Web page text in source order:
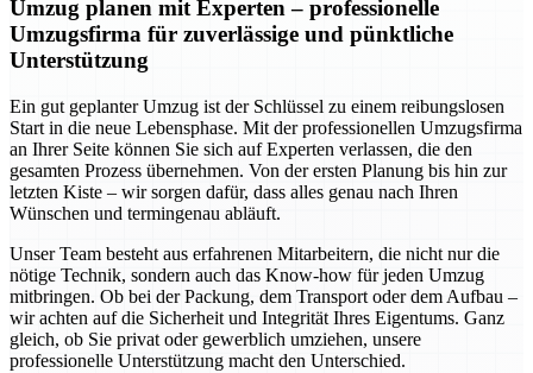
Umzug planen mit Experten – professionelle
Umzugsfirma für zuverlässige und pünktliche
Unterstützung
Ein gut geplanter Umzug ist der Schlüssel zu einem reibungslosen
Start in die neue Lebensphase. Mit der professionellen Umzugsfirma
an Ihrer Seite können Sie sich auf Experten verlassen, die den
gesamten Prozess übernehmen. Von der ersten Planung bis hin zur
letzten Kiste – wir sorgen dafür, dass alles genau nach Ihren
Wünschen und termingenau abläuft.
Unser Team besteht aus erfahrenen Mitarbeitern, die nicht nur die
nötige Technik, sondern auch das Know-how für jeden Umzug
mitbringen. Ob bei der Packung, dem Transport oder dem Aufbau –
wir achten auf die Sicherheit und Integrität Ihres Eigentums. Ganz
gleich, ob Sie privat oder gewerblich umziehen, unsere
professionelle Unterstützung macht den Unterschied.